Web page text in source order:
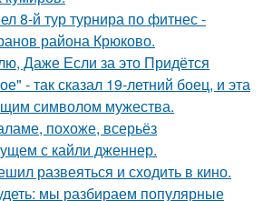
8-й тур турнира по фитнес -
района Крюково.
Даже Если за это Придётся
- так сказал 19-летний боец, и эта
символом мужества.
похоже, всерьёз
с кайли дженнер.
развеяться и сходить в кино.
мы разбираем популярные